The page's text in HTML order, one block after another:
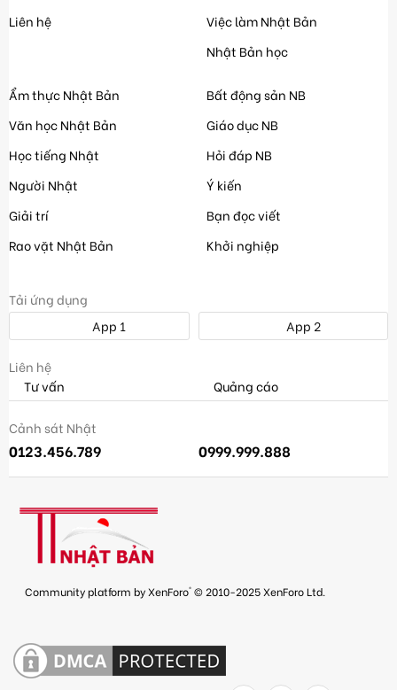
Liên hệ
Việc làm Nhật Bản
Nhật Bản học
Ẩm thực Nhật Bản
Văn học Nhật Bản
Học tiếng Nhật
Người Nhật
Giải trí
Rao vặt Nhật Bản
Bất động sản NB
Giáo dục NB
Hỏi đáp NB
Ý kiến
Bạn đọc viết
Khởi nghiệp
Tải ứng dụng
App 1
App 2
Liên hệ
Tư vấn
Quảng cáo
Cảnh sát Nhật
0123.456.789 0999.999.888
Community platform by XenForo® © 2010-2025 XenForo Ltd.